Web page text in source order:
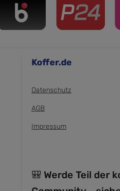
Koffer.de
Datenschutz
AGB
Impressum
🎒 Werde Teil der